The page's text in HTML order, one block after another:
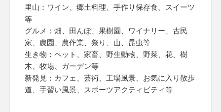
里山：ワイン、郷土料理、手作り保存食、スイーツ
等
グルメ：畑、田んぼ、果樹園、ワイナリー、古民
家、農園、農作業、祭り、山、昆虫等
生き物：ペット、家畜、野生動物、野菜、花、樹
木、牧場、ガーデン等
新発見：カフェ、芸術、工場風景、お気に入り散歩
道、手習い風景、スポーツアクティビティ等